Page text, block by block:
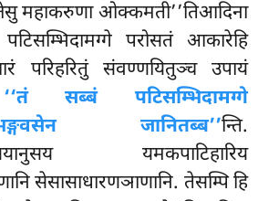
महाकरुणा ओक्कमती’’तिआदिना
परोसतं आकारेहि
परिहरितुं संवण्णयितुञ्च उपायं
‘‘तं सब्बं पटिसम्भिदामग्गे
जानितब्ब’’न्ति.
यमकपाटिहारिय
सेसासाधारणञाणानि. तेसम्पि हि